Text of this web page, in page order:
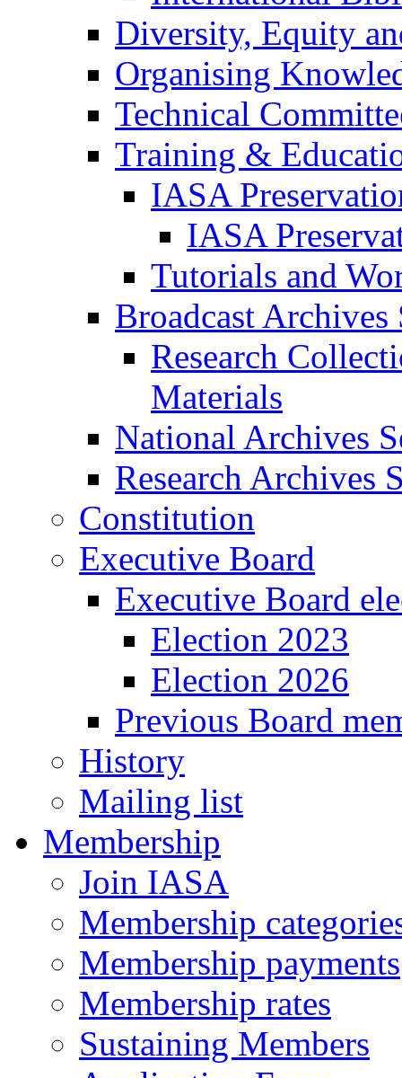
Diversity, Equity
Organising
Technical
Training &
IASA
IASA
Tutorials and
Broadcast Archives
Research
Materials
National Archives
Research Archives
Constitution
Executive Board
Executive Board
Election 2023
Election 2026
Previous Board
History
Mailing list
Membership
Join IASA
Membership
Membership payments
Membership rates
Sustaining Members